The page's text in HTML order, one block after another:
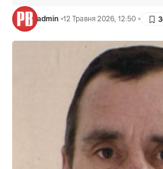
admin 12 Травня 2026, 12:50